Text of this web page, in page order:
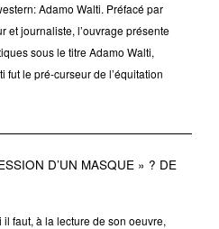
Adamo Walti. Préfacé par
et journaliste, l’ouvrage présente
sous le titre Adamo Walti,
fut le pré-curseur de l’équitation
D’UN MASQUE » ? DE
faut, à la lecture de son oeuvre,